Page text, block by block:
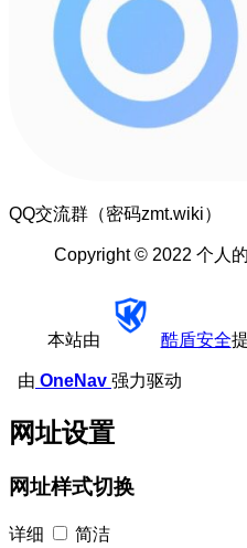
QQ交流群（密码zmt.wiki）
Copyright © 2022 个人
本站由 酷盾安全
由 OneNav 强力驱动
网址设置
网址样式切换
详细 简洁